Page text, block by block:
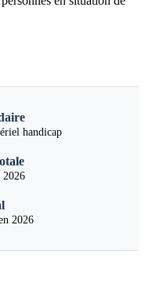
handicap
2026
2026